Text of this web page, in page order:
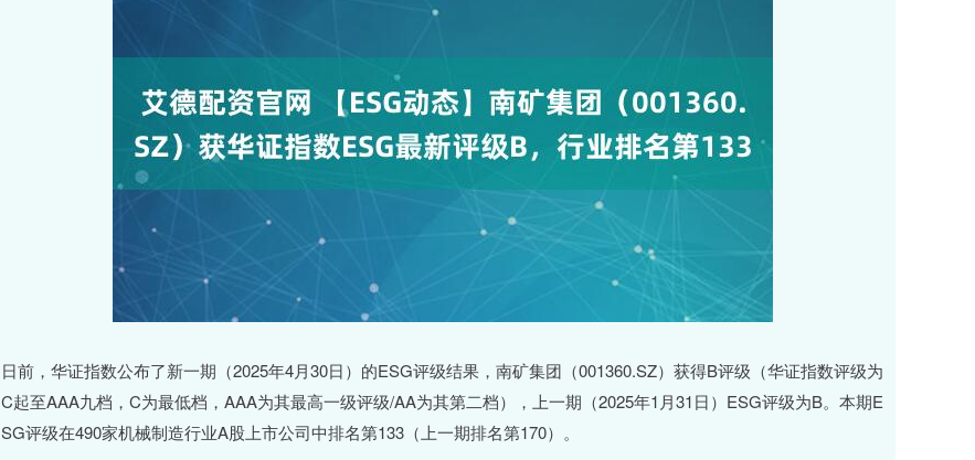
日前，华证指数公布了新一期（2025年4月30日）的ESG评级结果，南矿集团（001360.SZ）获得B评级（华证指数评级为
C起至AAA九档，C为最低档，AAA为其最高一级评级/AA为其第二档），上一期（2025年1月31日）ESG评级为B。本期E
SG评级在490家机械制造行业A股上市公司中排名第133（上一期排名第170）。